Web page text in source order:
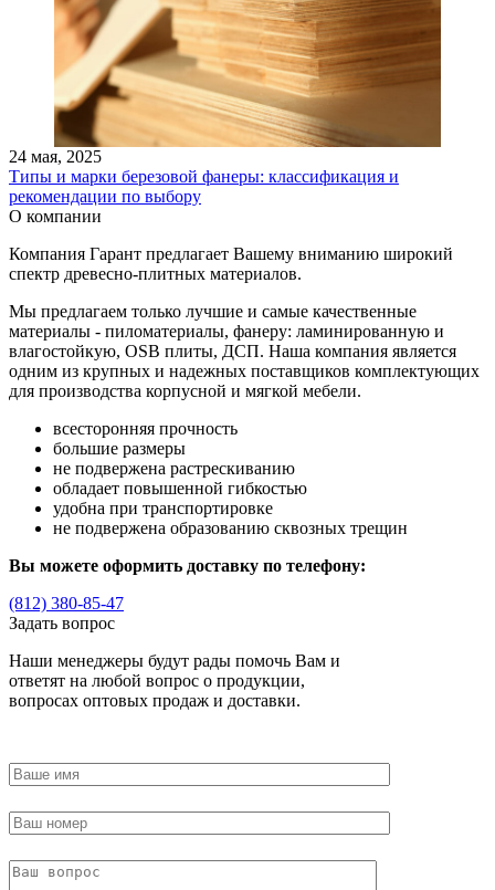
24 мая, 2025
Типы и марки березовой фанеры: классификация и
рекомендации по выбору
О компании
Компания Гарант предлагает Вашему вниманию широкий
спектр древесно-плитных материалов.
Мы предлагаем только лучшие и самые качественные
материалы - пиломатериалы, фанеру: ламинированную и
влагостойкую, OSB плиты, ДСП. Наша компания является
одним из крупных и надежных поставщиков комплектующих
для производства корпусной и мягкой мебели.
всесторонняя прочность
большие размеры
не подвержена растрескиванию
обладает повышенной гибкостью
удобна при транспортировке
не подвержена образованию сквозных трещин
Вы можете оформить доставку по телефону:
(812) 380-85-47
Задать вопрос
Наши менеджеры будут рады помочь Вам и
ответят на любой вопрос о продукции,
вопросах оптовых продаж и доставки.